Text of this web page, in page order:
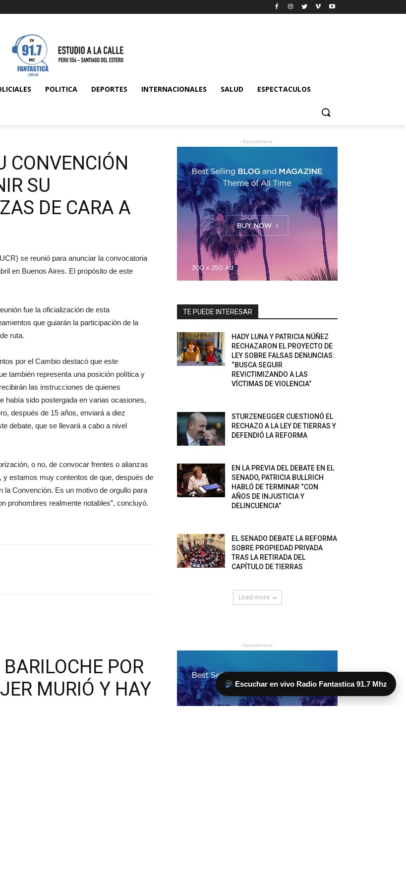
Escuchar en vivo Radio Fantastica 91.7 Mhz
POLITICA DEPORTES INTERNACIONALES SALUD ESPECTACULOS
CONVENCIÓN
SU
DE CARA A
se reunió para anunciar la convocatoria
en Buenos Aires. El propósito de este
fue la oficialización de esta
que guiarán la participación de la
ruta.
por el Cambio destacó que este
también representa una posición política y
las instrucciones de quienes
había sido postergada en varias ocasiones,
después de 15 años, enviará a diez
debate, que se llevará a cabo a nivel
o no, de convocar frentes o alianzas
y estamos muy contentos de que, después de
la Convención. Es un motivo de orgullo para
prohombres realmente notables”, concluyó.
- Advertisment -
TE PUEDE INTERESAR
HADY LUNA Y PATRICIA NÚÑEZ
RECHAZARON EL PROYECTO DE
LEY SOBRE FALSAS DENUNCIAS:
“BUSCA SEGUIR
REVICTIMIZANDO A LAS
VÍCTIMAS DE VIOLENCIA”
STURZENEGGER CUESTIONÓ EL
RECHAZO A LA LEY DE TIERRAS Y
DEFENDIÓ LA REFORMA
EN LA PREVIA DEL DEBATE EN EL
SENADO, PATRICIA BULLRICH
HABLÓ DE TERMINAR “CON
AÑOS DE INJUSTICIA Y
DELINCUENCIA”
EL SENADO DEBATE LA REFORMA
SOBRE PROPIEDAD PRIVADA
TRAS LA RETIRADA DEL
CAPÍTULO DE TIERRAS
Load more